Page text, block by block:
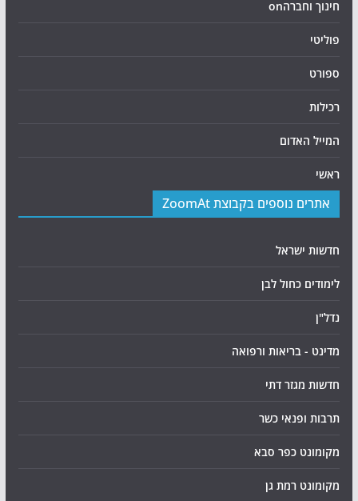
חינוך וחברהon
פוליטי
ספורט
רכילות
המייל האדום
ראשי
אתרים נוספים בקבוצת ZoomAt
חדשות ישראל
לימודים כחול לבן
נדל"ן
מדינט - בריאות ורפואה
חדשות מגזר דתי
תרבות ופנאי כשר
מקומונט כפר סבא
מקומונט רמת גן